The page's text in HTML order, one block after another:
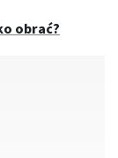
obrać?